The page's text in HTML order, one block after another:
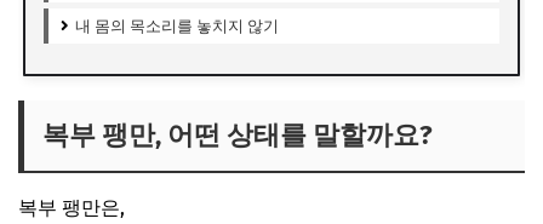
내 몸의 목소리를 놓치지 않기
복부 팽만, 어떤 상태를 말할까요?
복부 팽만은,